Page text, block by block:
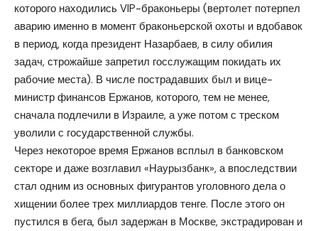
которого находились VIP-браконьеры (вертолет потерпел
аварию именно в момент браконьерской охоты и вдобавок
в период, когда президент Назарбаев, в силу обилия
задач, строжайше запретил госслужащим покидать их
рабочие места). В числе пострадавших был и вице-
министр финансов Ержанов, которого, тем не менее,
сначала подлечили в Израиле, а уже потом с треском
уволили с государственной службы.
Через некоторое время Ержанов всплыл в банковском
секторе и даже возглавил «Наурызбанк», а впоследствии
стал одним из основных фигурантов уголовного дела о
хищении более трех миллиардов тенге. После этого он
пустился в бега, был задержан в Москве, экстрадирован и